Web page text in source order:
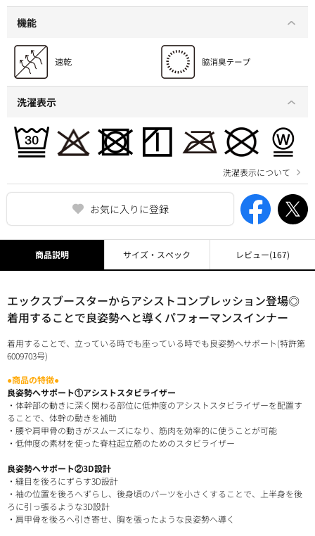
お気に入りに登録
機能
洗濯表示
洗濯表示について
商品説明
エックスブースターからアシストコンプレッション登場◎
着用することで良姿勢へと導くパフォーマンスインナー
着用することで、立っている時でも座っている時でも良姿勢へサポート(特許第
6009703号)
●商品の特徴●
良姿勢へサポート①アシストスタビライザー
・体幹部の動きに深く関わる部位に低伸度のアシストスタビライザーを配置す
ることで、体幹の動きを補助
・腰や肩甲骨の動きがスムーズになり、筋肉を効率的に使うことが可能
・低伸度の素材を使った脊柱起立筋のためのスタビライザー
良姿勢へサポート②3D設計
・縫目を後ろにずらす3D設計
・袖の位置を後ろへずらし、後身頃のパーツを小さくすることで、上半身を後
ろに引っ張るような3D設計
・肩甲骨を後ろへ引き寄せ、胸を張ったような良姿勢へ導く
サイズ・スペック レビュー(167)